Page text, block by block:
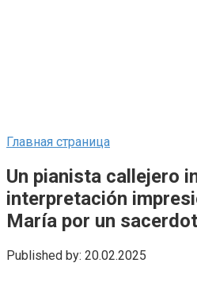
Главная страница
Un pianista callejero
interpretación
María por un
Published by: 20.02.2025